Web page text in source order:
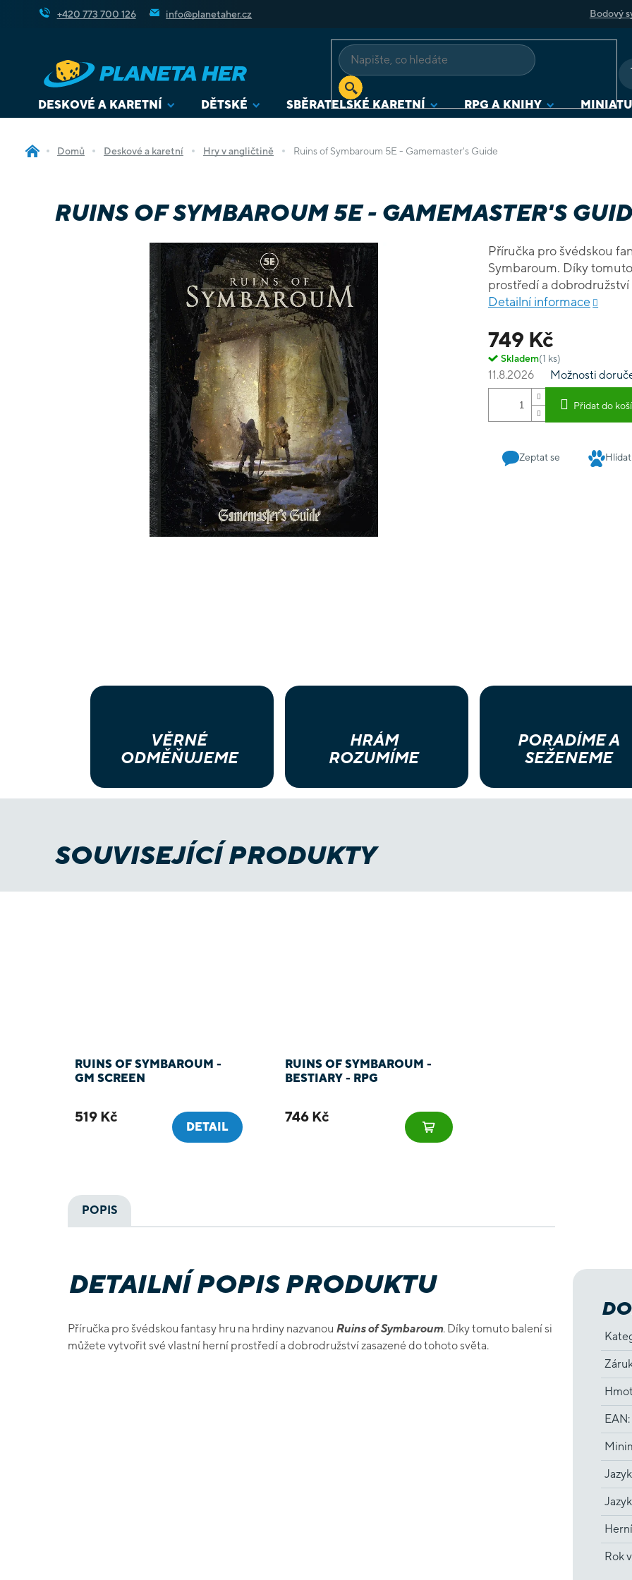
+420 773 700 126 info@planetaher.cz Bodový
DESKOVÉ A KARETNÍ DĚTSKÉ SBĚRATELSKÉ KARETNÍ RPG A KNIHY
Domů Deskové a karetní Hry v angličtině Ruins of Symbaroum 5E - Gamemaster's Guide
RUINS OF SYMBAROUM 5E - GAMEMASTER'S
749 Kč
Skladem(1 ks)
11.8.2026 Možnosti
Přidat do
Příručka pro švédskou
Symbaroum. Díky
prostředí a dobrodružství
Detailní informace
Zeptat se Hlídat
VĚRNÉ
ODMĚŇUJEME
HRÁM
ROZUMÍME
PORADÍME A
SEŽENEME
SOUVISEJÍCÍ PRODUKTY
RUINS OF SYMBAROUM -
GM SCREEN
519 Kč
DETAIL
RUINS OF SYMBAROUM -
BESTIARY - RPG
746 Kč
POPIS
DETAILNÍ POPIS PRODUKTU
Příručka pro švédskou fantasy hru na hrdiny nazvanou Ruins of Symbaroum. Díky tomuto balení si
můžete vytvořit své vlastní herní prostředí a dobrodružství zasazené do tohoto světa.
EAN:
Rok